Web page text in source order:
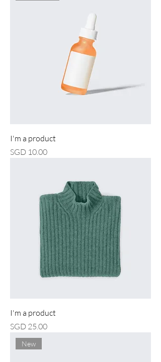
I'm a product
價格
SGD 10.00
I'm a product
價格
SGD 25.00
New